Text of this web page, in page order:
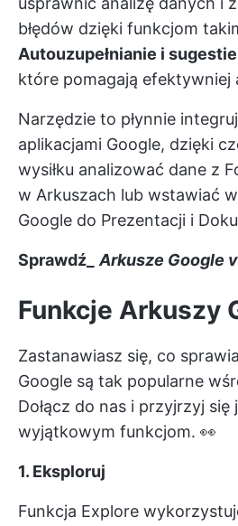
błędów dzięki funkcjom
Autouzupełnianie i
które pomagają efektywniej
Narzędzie to płynnie
aplikacjami Google, dzięki
wysiłku analizować dane z
w Arkuszach lub wstawiać
Google do Prezentacji i
Sprawdź_ Arkusze Google
Funkcje Arkuszy
Zastanawiasz się, co
Google są tak popularne
Dołącz do nas i przyjrzyj się
wyjątkowym funkcjom. 👀
1. Eksploruj
Funkcja Explore